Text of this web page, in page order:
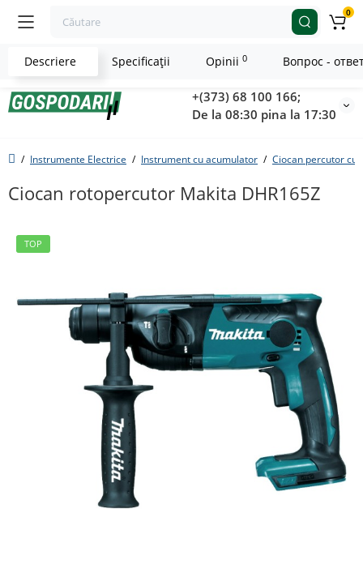
+(373) 68 100 166;
De la 08:30 pina la 17:30
0
Instrumente Electrice Instrument cu acumulator Ciocan percutor cu
Ciocan rotopercutor Makita DHR165Z
TOP
Descriere Specificaţii Opinii 0 Вопрос -